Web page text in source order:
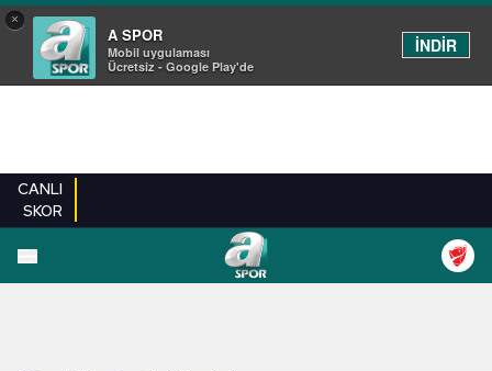
×
A SPOR
Mobil uygulaması
Ücretsiz - Google Play'de
İNDİR
CANLI
SKOR